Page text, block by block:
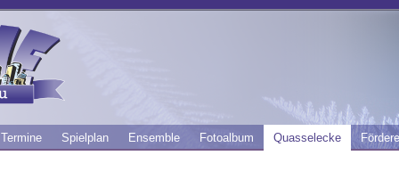
Termine Spielplan Ensemble Fotoalbum Quasselecke